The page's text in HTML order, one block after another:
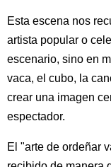
Esta escena nos
artista popular o
escenario, sino en
vaca, el cubo, la
crear una imagen
espectador.
El "arte de ordeñar